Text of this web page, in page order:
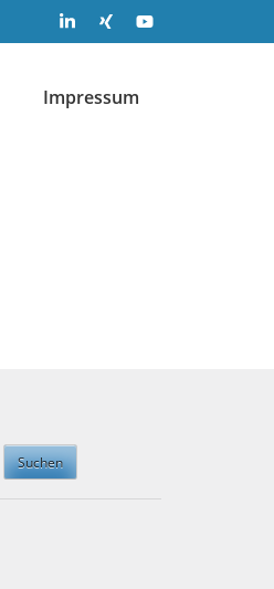
Impressum
Suchen